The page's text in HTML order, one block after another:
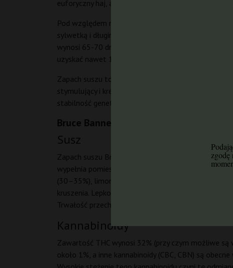
euforyczny haj, a także solidnym plonom i gęstej
Pod względem morfologicznym rośliny rosną
sylwetką i długimi, cienkimi liśćmi typowymi dla
wynosi 65-70 dni, natomiast outdoor zbiory
uzyskać nawet 1500 g na roślinę.
Zapach suszu to mieszanka słodkiej truskawki,
stymulujący i kreatywny – początkowo pobudza
stabilność genetyczną.
Bruce Banner Barney's Farm – susz,
Susz
Zapach suszu Bruce Banner jest intensywny,
wypełnia pomieszczenie. Smak dominuje
(30–35%), limonen (20–25%) i karyofilen
kruszenia. Lepkość i żywiczność jest bardzo
Trwałość przechowywania jest dobra, przy
Kannabinoidy
Zawartość THC wynosi 32% (przy czym możliwe
około 1%, a inne kannabinoidy (CBC, CBN) są